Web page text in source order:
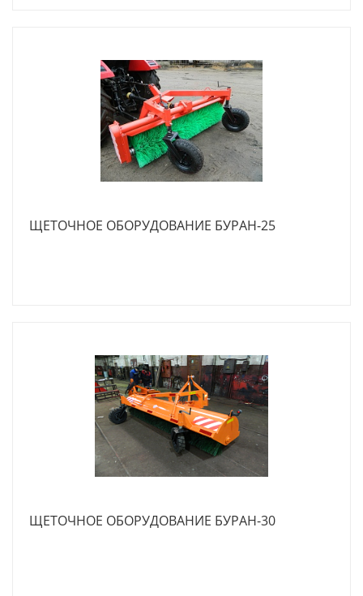
ЩЕТОЧНОЕ ОБОРУДОВАНИЕ БУРАН-25
ЩЕТОЧНОЕ ОБОРУДОВАНИЕ БУРАН-30